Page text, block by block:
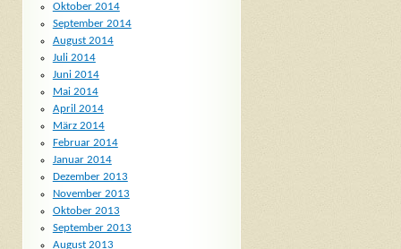
Oktober 2014
September 2014
August 2014
Juli 2014
Juni 2014
Mai 2014
April 2014
März 2014
Februar 2014
Januar 2014
Dezember 2013
November 2013
Oktober 2013
September 2013
August 2013